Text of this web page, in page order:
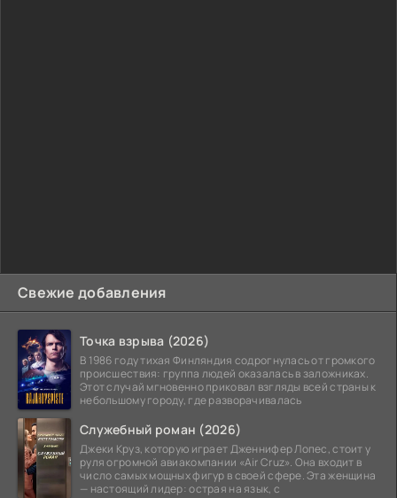
Свежие добавления
Точка взрыва (2026)
В 1986 году тихая Финляндия содрогнулась от громкого
происшествия: группа людей оказалась в заложниках.
Этот случай мгновенно приковал взгляды всей страны к
небольшому городу, где разворачивалась
Служебный роман (2026)
Джеки Круз, которую играет Дженнифер Лопес, стоит у
руля огромной авиакомпании «Air Cruz». Она входит в
число самых мощных фигур в своей сфере. Эта женщина
— настоящий лидер: острая на язык, с